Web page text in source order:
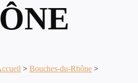
> Bouches-du-Rhône >